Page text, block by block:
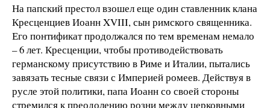
На папский престол взошел еще один ставленник клана
Кресценциев Иоанн XVIII, сын римского священника.
Его понтификат продолжался по тем временам немало
– 6 лет. Кресценции, чтобы противодействовать
германскому присутствию в Риме и Италии, пытались
завязать тесные связи с Империей ромеев. Действуя в
русле этой политики, папа Иоанн со своей стороны
стремился к преодолению розни между церковными